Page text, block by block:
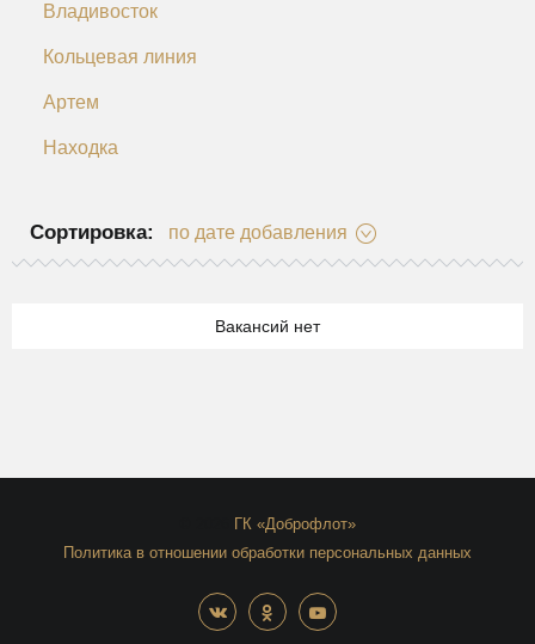
Владивосток
Кольцевая линия
Артем
Находка
Сортировка: по дате добавления
Вакансий нет
ГК «Доброфлот»
Политика в отношении обработки персональных данных